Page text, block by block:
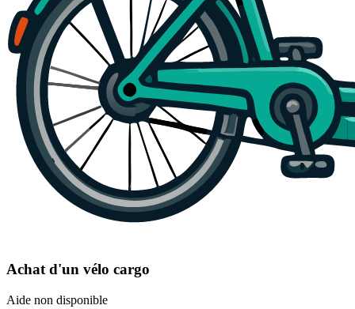
Achat d'un vélo cargo
Aide non disponible